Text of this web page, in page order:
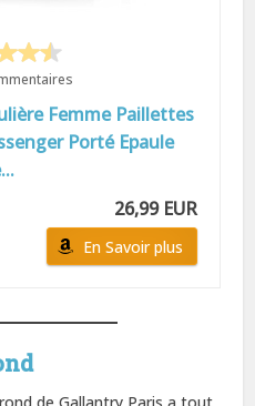
Femme Paillettes
Porté Epaule
26,99 EUR
En Savoir plus
de Gallantry Paris a tout